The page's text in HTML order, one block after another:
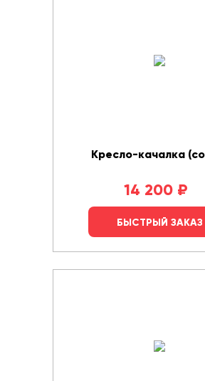
Кресло-качалка
14 200 ₽
БЫСТРЫЙ ЗАКАЗ